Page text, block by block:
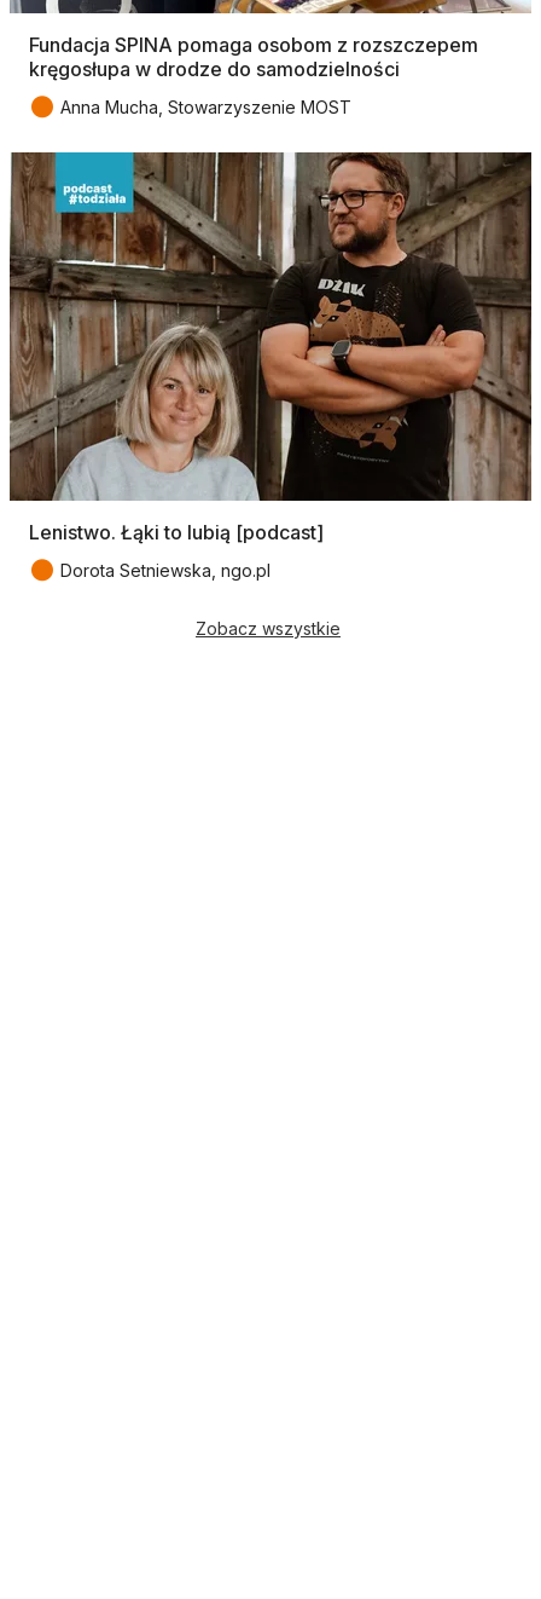
Fundacja SPINA pomaga osobom z rozszczepem
kręgosłupa w drodze do samodzielności
● Anna Mucha, Stowarzyszenie MOST
Lenistwo. Łąki to lubią [podcast]
● Dorota Setniewska, ngo.pl
Zobacz wszystkie